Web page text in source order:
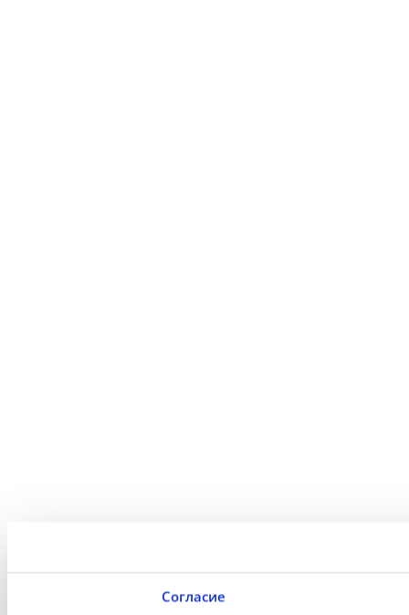
Согласие